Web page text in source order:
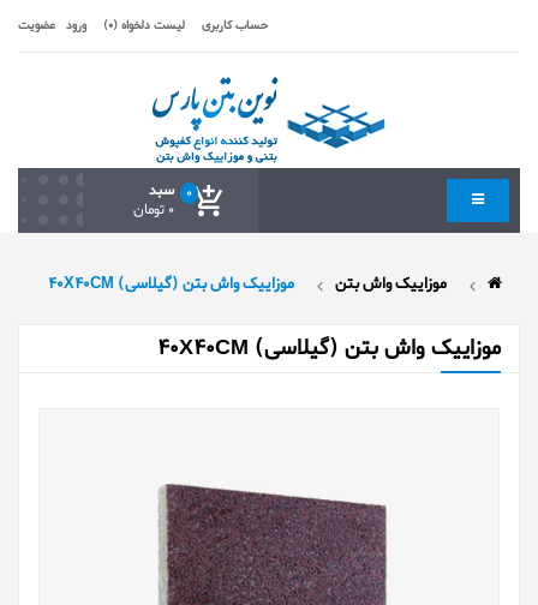
حساب کاربری لیست دلخواه (0) ورود عضویت
سبد 0
0 تومان
موزاییک واش بتن موزاییک واش بتن (گیلاسی) 40X40CM
موزاییک واش بتن (گیلاسی) 40X40CM